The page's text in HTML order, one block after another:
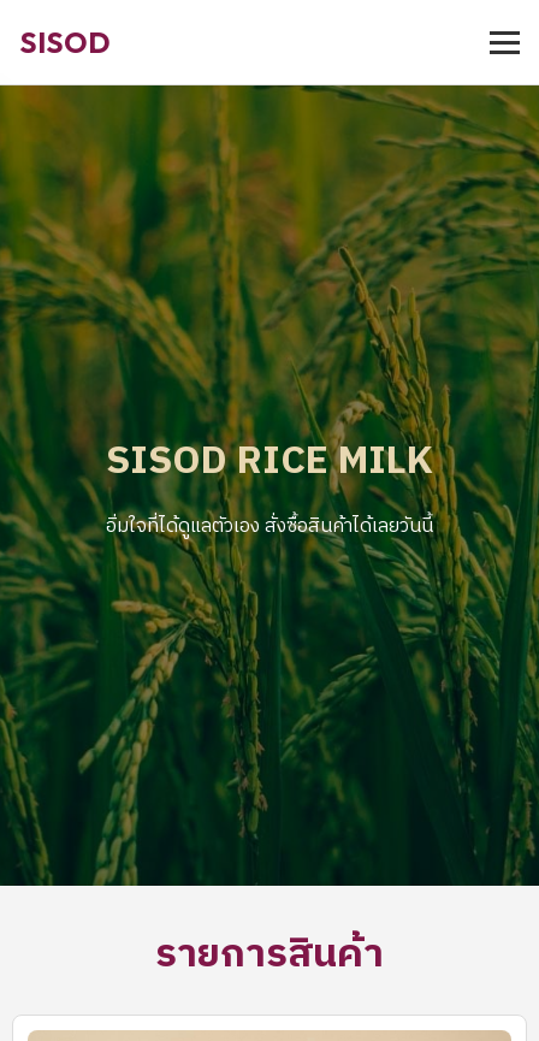
SISOD
SISOD RICE MILK
อิ่มใจที่ได้ดูแลตัวเอง สั่งซื้อสินค้าได้เลยวันนี้
รายการสินค้า